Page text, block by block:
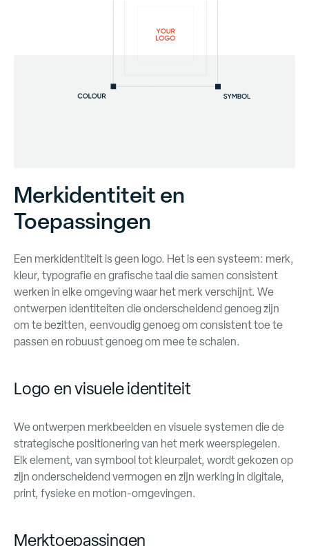
Merkidentiteit en
Toepassingen
Een merkidentiteit is geen logo. Het is een systeem: merk,
kleur, typografie en grafische taal die samen consistent
werken in elke omgeving waar het merk verschijnt. We
ontwerpen identiteiten die onderscheidend genoeg zijn
om te bezitten, eenvoudig genoeg om consistent toe te
passen en robuust genoeg om mee te schalen.
Logo en visuele identiteit
We ontwerpen merkbeelden en visuele systemen die de
strategische positionering van het merk weerspiegelen.
Elk element, van symbool tot kleurpalet, wordt gekozen op
zijn onderscheidend vermogen en zijn werking in digitale,
print, fysieke en motion-omgevingen.
Merktoepassingen